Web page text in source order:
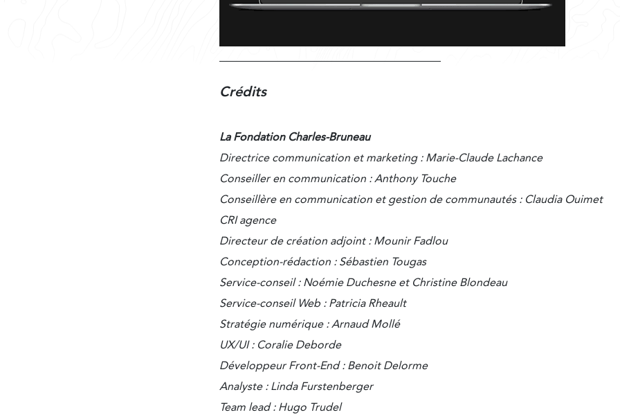
Crédits
La Fondation Charles-Bruneau
Directrice communication et marketing : Marie-Claude Lachance
Conseiller en communication : Anthony Touche
Conseillère en communication et gestion de communautés : Claudia Ouimet
CRI agence
Directeur de création adjoint : Mounir Fadlou
Conception-rédaction : Sébastien Tougas
Service-conseil : Noémie Duchesne et Christine Blondeau
Service-conseil Web : Patricia Rheault
Stratégie numérique : Arnaud Mollé
UX/UI : Coralie Deborde
Développeur Front-End : Benoit Delorme
Analyste : Linda Furstenberger
Team lead : Hugo Trudel